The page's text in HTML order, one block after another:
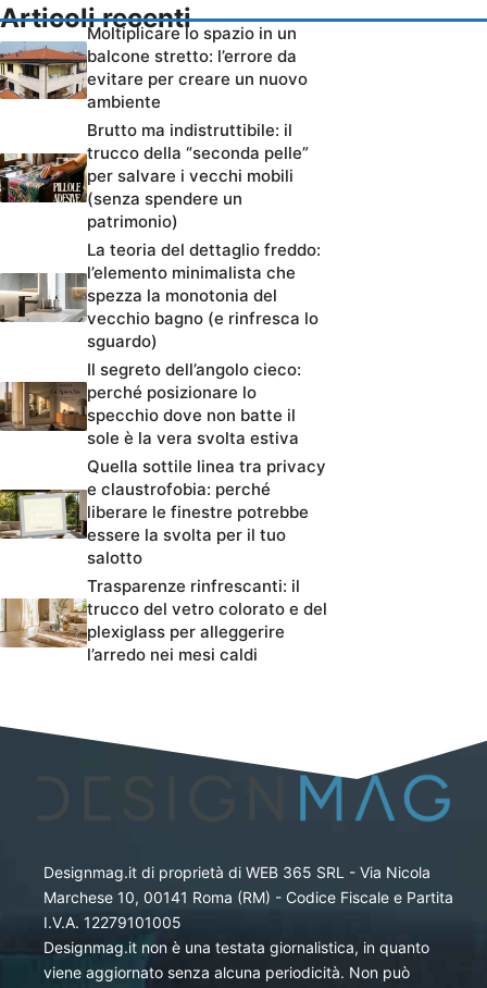
Articoli recenti
Moltiplicare lo spazio in un
balcone stretto: l’errore da
evitare per creare un nuovo
ambiente
Brutto ma indistruttibile: il
trucco della “seconda pelle”
per salvare i vecchi mobili
(senza spendere un
patrimonio)
La teoria del dettaglio freddo:
l’elemento minimalista che
spezza la monotonia del
vecchio bagno (e rinfresca lo
sguardo)
Il segreto dell’angolo cieco:
perché posizionare lo
specchio dove non batte il
sole è la vera svolta estiva
Quella sottile linea tra privacy
e claustrofobia: perché
liberare le finestre potrebbe
essere la svolta per il tuo
salotto
Trasparenze rinfrescanti: il
trucco del vetro colorato e del
plexiglass per alleggerire
l’arredo nei mesi caldi
Designmag.it di proprietà di WEB 365 SRL - Via Nicola
Marchese 10, 00141 Roma (RM) - Codice Fiscale e Partita
I.V.A. 12279101005
Designmag.it non è una testata giornalistica, in quanto
viene aggiornato senza alcuna periodicità. Non può